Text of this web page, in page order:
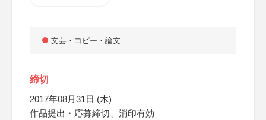
文芸・コピー・論文
締切
2017年08月31日 (木)
作品提出・応募締切、消印有効